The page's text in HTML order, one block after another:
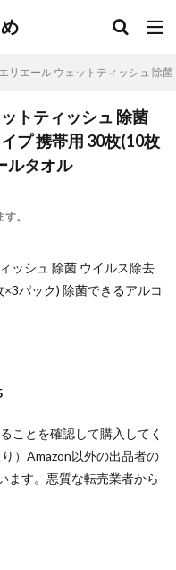
エリエール ウェットティッシュ 除
トティッシュ 除菌
プ 携帯用 30枚(10枚
ルタオル
。
ッシュ 除菌 ウイルス除去
パック) 除菌できるアルコ
ことを確認して購入してく
）Amazon以外の出品者の
ます。悪質な転売業者から